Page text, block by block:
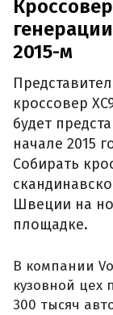
2015-м
кроссовер
будет
начале 2015
Собирать
Швеции на
площадке.
В компании
кузовной цех
300 тысяч